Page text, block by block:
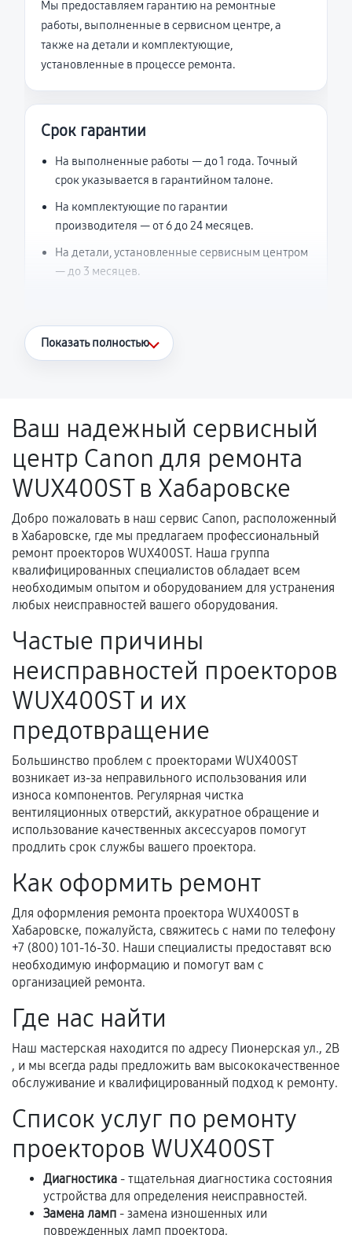
Мы предоставляем гарантию на ремонтные
работы, выполненные в сервисном центре, а
также на детали и комплектующие,
установленные в процессе ремонта.
Срок гарантии
На выполненные работы — до 1 года. Точный
срок указывается в гарантийном талоне.
На комплектующие по гарантии
производителя — от 6 до 24 месяцев.
На детали, установленные сервисным центром
— до 3 месяцев.
Что считается гарантийным случаем
Поломка установленной детали при
нормальной эксплуатации в течение
гарантийного срока.
Несоответствие комплектующей заявленным
техническим характеристикам.
Документы для подтверждения
гарантии
Акт выполненных работ с датой, перечнем
услуг и сроком гарантии.
Документы на установленные комплектующие
и кассовый чек.
Расширенная гарантия
В некоторых случаях возможно оформление
расширенной гарантии. Стоимость, сроки и
условия продления согласовываются отдельно и
фиксируются в документах.
Когда гарантия не действует
Нарушение правил эксплуатации,
механические повреждения, попадание влаги,
перегрев, коррозия.
третьих лиц.
Естественный износ деталей, если иное не
Обращение после окончания гарантийного
срока.
Программные сбои, если это не указано в
отдельных условиях.
Показать полностью
Ваш надежный сервисный
центр Canon для ремонта
WUX400ST в Хабаровске
Добро пожаловать в наш сервис Canon, расположенный
в Хабаровске, где мы предлагаем профессиональный
ремонт проекторов WUX400ST. Наша группа
квалифицированных специалистов обладает всем
необходимым опытом и оборудованием для устранения
любых неисправностей вашего оборудования.
Частые причины
неисправностей проекторов
WUX400ST и их
предотвращение
Большинство проблем с проекторами WUX400ST
возникает из-за неправильного использования или
износа компонентов. Регулярная чистка
вентиляционных отверстий, аккуратное обращение и
использование качественных аксессуаров помогут
продлить срок службы вашего проектора.
Как оформить ремонт
Для оформления ремонта проектора WUX400ST в
Хабаровске, пожалуйста, свяжитесь с нами по телефону
+7 (800) 101-16-30. Наши специалисты предоставят всю
необходимую информацию и помогут вам с
организацией ремонта.
Где нас найти
Наш мастерская находится по адресу Пионерская ул., 2В
, и мы всегда рады предложить вам высококачественное
обслуживание и квалифицированный подход к ремонту.
Список услуг по ремонту
проекторов WUX400ST
Диагностика - тщательная диагностика состояния
устройства для определения неисправностей.
Замена ламп - замена изношенных или
поврежденных ламп проектора.